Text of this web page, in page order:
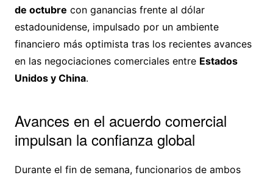
de octubre con ganancias frente al dólar
estadounidense, impulsado por un ambiente
financiero más optimista tras los recientes avances
en las negociaciones comerciales entre Estados
Unidos y China.
Avances en el acuerdo comercial
impulsan la confianza global
Durante el fin de semana, funcionarios de ambos